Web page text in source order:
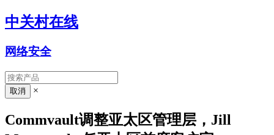
中关村在线
网络安全
×
Commvault调整亚太区管理层，Jill